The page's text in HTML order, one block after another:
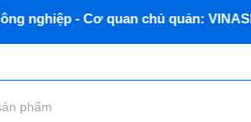
- Cơ quan chủ quản: VINASEEN